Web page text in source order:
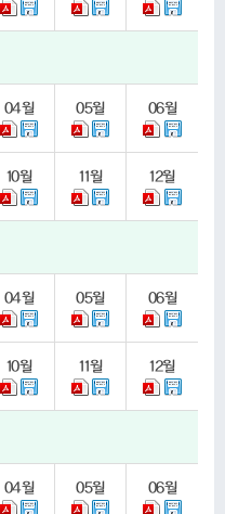
04월 05월 06월
10월 11월 12월
04월 05월 06월
10월 11월 12월
04월 05월 06월